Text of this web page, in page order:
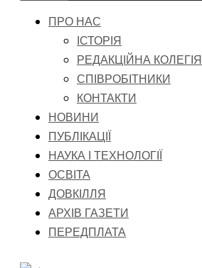
ПРО НАС
ІСТОРІЯ
РЕДАКЦІЙНА КОЛЕГІЯ
СПІВРОБІТНИКИ
КОНТАКТИ
НОВИНИ
ПУБЛІКАЦІЇ
НАУКА І ТЕХНОЛОГІЇ
ОСВІТА
ДОВКІЛЛЯ
АРХІВ ГАЗЕТИ
ПЕРЕДПЛАТА